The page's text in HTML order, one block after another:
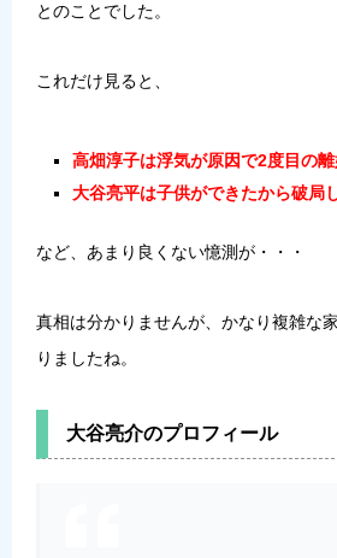
とのことでした。
これだけ見ると、
高畑淳子は浮気が原因で2度目の
大谷亮平は子供ができたから破局
など、あまり良くない憶測が・・・
真相は分かりませんが、かなり複雑な
りましたね。
大谷亮介のプロフィール